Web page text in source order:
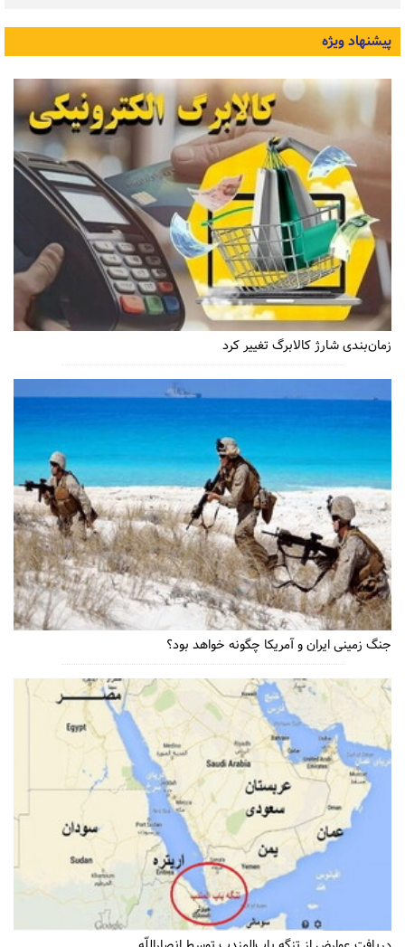
پیشنهاد ویژه
زمان‌بندی شارژ کالابرگ تغییر کرد
جنگ زمینی ایران و آمریکا چگونه خواهد بود؟